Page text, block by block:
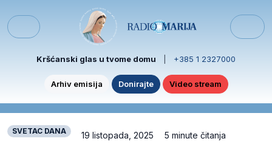
Menu
Kršćanski glas u tvome domu +385 1 2327000
Arhiv emisija Donirajte Video stream
SVETAC DANA 19 listopada, 2025 5 minute čitanja